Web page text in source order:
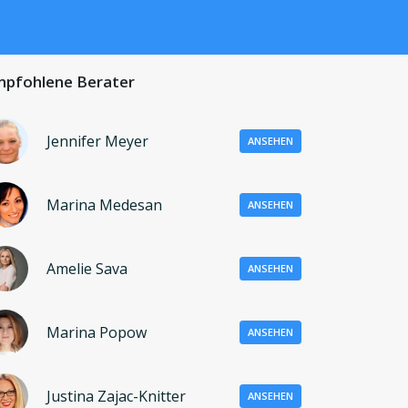
Berater
Jennifer Meyer ANSEHEN
Marina Medesan ANSEHEN
Amelie Sava ANSEHEN
Marina Popow ANSEHEN
Justina Zajac-Knitter ANSEHEN